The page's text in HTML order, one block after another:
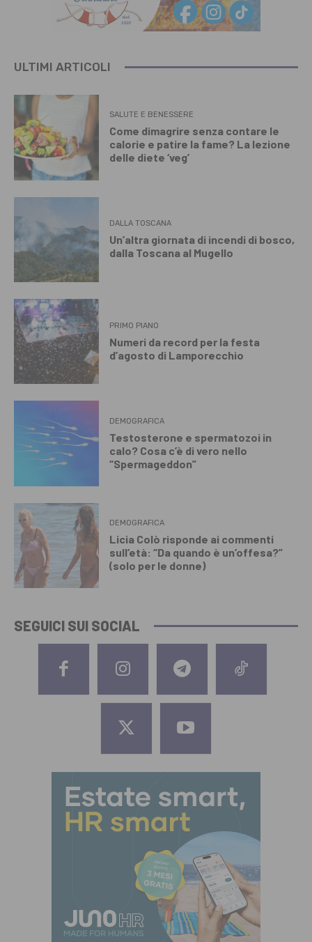
ULTIMI ARTICOLI
SALUTE E BENESSERE
Come dimagrire senza contare le
calorie e patire la fame? La lezione
delle diete ‘veg’
DALLA TOSCANA
Un’altra giornata di incendi di bosco,
dalla Toscana al Mugello
PRIMO PIANO
Numeri da record per la festa
d’agosto di Lamporecchio
DEMOGRAFICA
Testosterone e spermatozoi in
calo? Cosa c’è di vero nello
“Spermageddon”
DEMOGRAFICA
Licia Colò risponde ai commenti
sull’età: “Da quando è un’offesa?”
(solo per le donne)
SEGUICI SUI SOCIAL